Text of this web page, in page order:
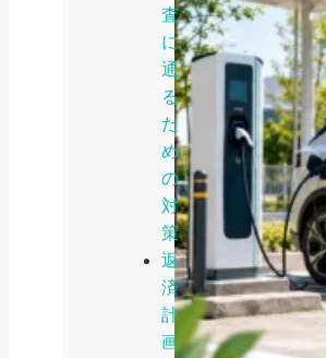
査
に
通
る
た
め
の
対
策
返
済
計
画